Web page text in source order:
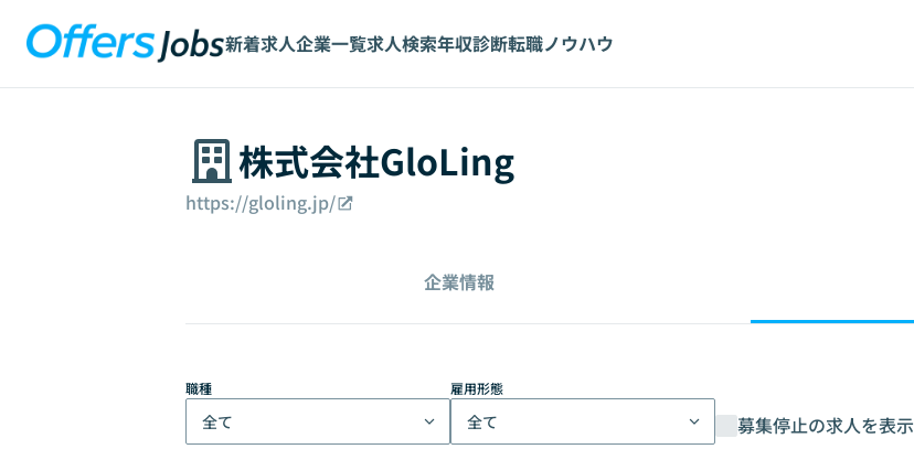
新着求人企業一覧求人検索年収診断転職ノウハウ
株式会社GloLing
https://gloling.jp/
企業情報
職種
全て
雇用形態
全て 募集停止の求人を表示